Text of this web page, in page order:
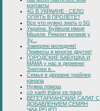
контакты
4G В УКРАИНЕ - СЕЛО
ОПЯТЬ В ПРОЛЁТЕ?
Все что нужно знать о 5G
Україна. Буйволи німця
Мішеля. Ремонт великів у
Ху...
Замеряю молодняк!
Привесы и многое другое!
ГОРОДСКИЕ БАБУШКА И
МАМА у нас в деревне/
Знатоки в...
Семья в деревне трейлер
канала
Нужна помощ
cờ xanh thắng xe ngựa
ВЕГЕТАРИАНСКИЙ САЛАТ С
ДОБАВЛЕНИЕМ СЕМЯН
ЧИА РЕЦЕП...